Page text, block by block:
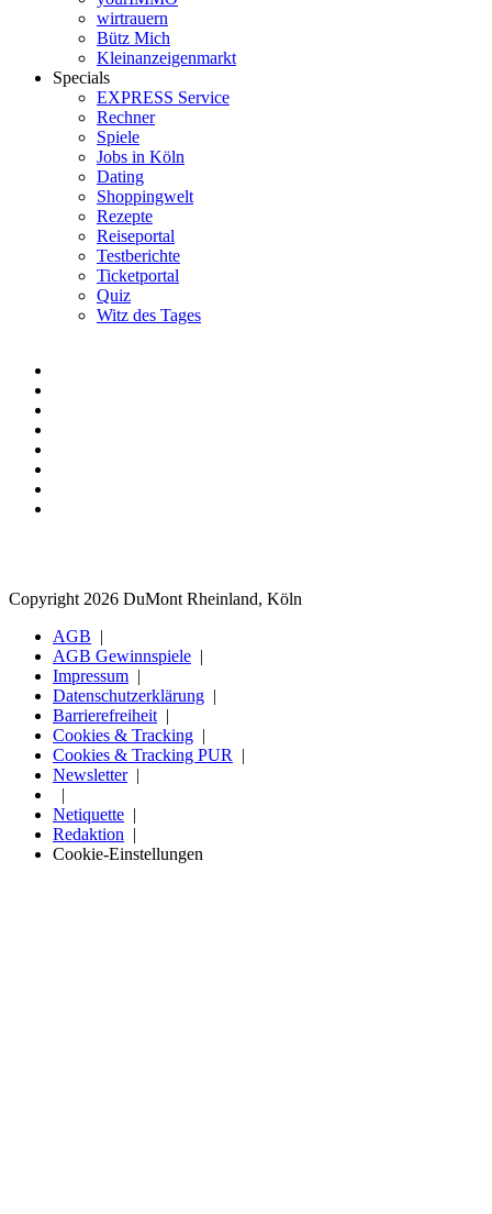
wirtrauern
Bütz Mich
Kleinanzeigenmarkt
Specials
EXPRESS Service
Rechner
Spiele
Jobs in Köln
Dating
Shoppingwelt
Rezepte
Reiseportal
Testberichte
Ticketportal
Quiz
Witz des Tages
Copyright 2026 DuMont Rheinland, Köln
AGB
AGB Gewinnspiele
Impressum
Datenschutzerklärung
Barrierefreiheit
Cookies & Tracking
Cookies & Tracking PUR
Newsletter
Netiquette
Redaktion
Cookie-Einstellungen